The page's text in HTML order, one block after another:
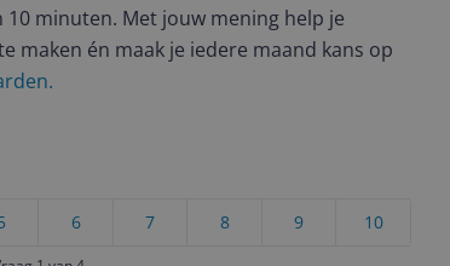
minuten. Met jouw mening help je
maken én maak je iedere maand kans op
10
9
8
7
6